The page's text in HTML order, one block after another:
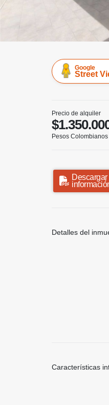
Google
Street
Precio de alquiler
Pesos Colombianos
Descargar
Detalles del
Características